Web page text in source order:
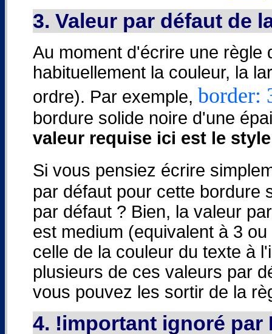
3. Valeur par défaut de
Au moment d'écrire une règle
habituellement la couleur, la
ordre). Par exemple, border:
bordure solide noire d'une
valeur requise ici est le
Si vous pensiez écrire
par défaut pour cette bordure
par défaut ? Bien, la valeur
est medium (equivalent à 3
celle de la couleur du texte à
plusieurs de ces valeurs par
vous pouvez les sortir de la
4. !important ignoré